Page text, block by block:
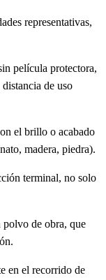
representativas,
película protectora,
de uso
el brillo o acabado
madera, piedra).
terminal, no solo
de obra, que
en el recorrido de